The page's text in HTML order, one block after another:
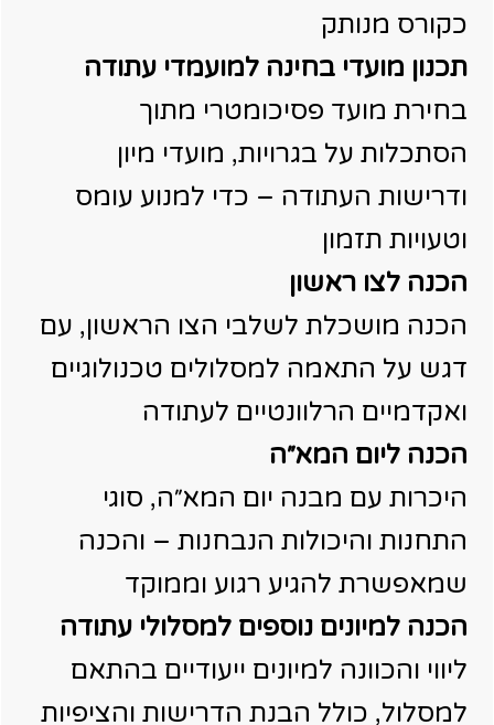
כקורס מנותק
תכנון מועדי בחינה למועמדי עתודה
בחירת מועד פסיכומטרי מתוך
הסתכלות על בגרויות, מועדי מיון
ודרישות העתודה – כדי למנוע עומס
וטעויות תזמון
הכנה לצו ראשון
הכנה מושכלת לשלבי הצו הראשון, עם
דגש על התאמה למסלולים טכנולוגיים
ואקדמיים הרלוונטיים לעתודה
הכנה ליום המא״ה
היכרות עם מבנה יום המא״ה, סוגי
התחנות והיכולות הנבחנות – והכנה
שמאפשרת להגיע רגוע וממוקד
הכנה למיונים נוספים למסלולי עתודה
ליווי והכוונה למיונים ייעודיים בהתאם
למסלול, כולל הבנת הדרישות והציפיות